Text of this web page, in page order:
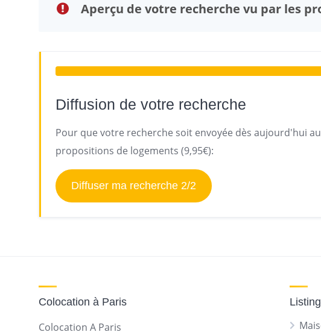
Aperçu de votre recherche vu par les
Diffusion de votre recherche
Pour que votre recherche soit envoyée dès aujourd'hui
propositions de logements (9,95€):
Diffuser ma recherche 2/2
Colocation à Paris
Colocation A Paris